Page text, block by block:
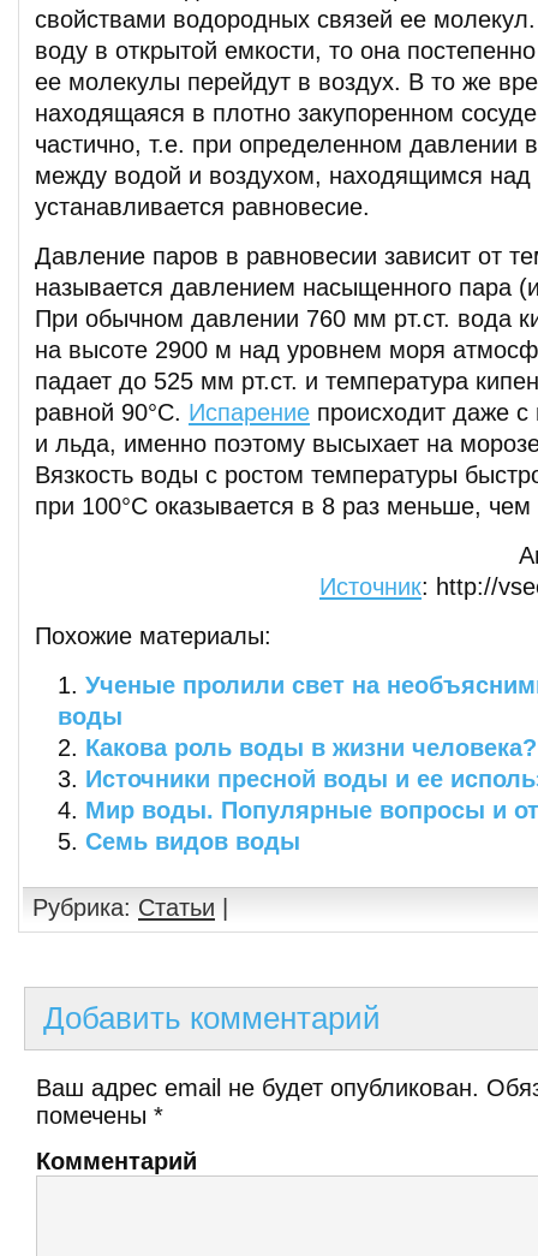
свойствами водородных связей ее
воду в открытой емкости, то она
ее молекулы перейдут в воздух. В то же
находящаяся в плотно закупоренном
частично, т.е. при определенном давлении
между водой и воздухом, находящимся над
устанавливается равновесие.
Давление паров в равновесии зависит от
называется давлением насыщенного пара
При обычном давлении 760 мм рт.ст. вода
на высоте 2900 м над уровнем моря
падает до 525 мм рт.ст. и температура
равной 90°С. Испарение происходит даже с
и льда, именно поэтому высыхает на
Вязкость воды с ростом температуры
при 100°С оказывается в 8 раз меньше, чем
Источник: http://
Похожие материалы:
Ученые пролили свет на
воды
Какова роль воды в жизни человека?
Источники пресной воды и ее
Мир воды. Популярные вопросы и
Семь видов воды
Рубрика: Статьи
Добавить комментарий
Ваш адрес email не будет опубликован.
помечены *
Комментарий